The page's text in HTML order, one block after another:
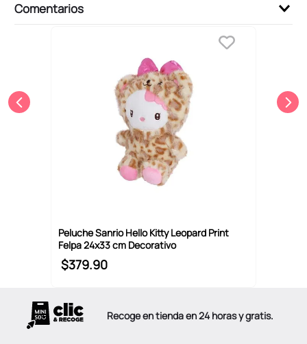
Comentarios
Peluche Sanrio Hello Kitty Leopard Print
Felpa 24x33 cm Decorativo
$379.90
Recoge en tienda en 24 horas y gratis.